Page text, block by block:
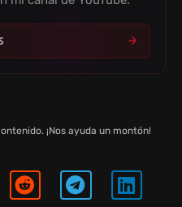
¡Nos ayuda un montón!